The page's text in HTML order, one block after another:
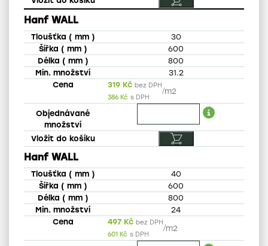
Hanf WALL
30
600
800
31.2
319 Kč bez DPH
386 Kč s DPH
/m2
Hanf WALL
40
600
800
24
497 Kč bez DPH
601 Kč s DPH
/m2